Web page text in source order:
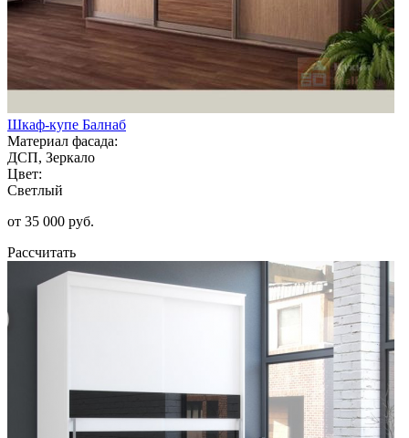
Шкаф-купе Балнаб
Материал фасада:
ДСП, Зеркало
Цвет:
Светлый
от 35 000 руб.
Рассчитать